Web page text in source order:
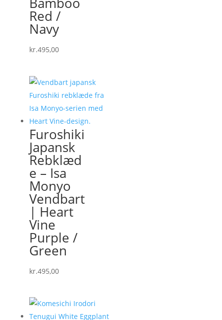
Red /
Navy
kr.495,00
Furoshiki
Japansk
Rebklæd
e – Isa
Monyo
Vendbart
| Heart
Vine
Purple /
Green
kr.495,00